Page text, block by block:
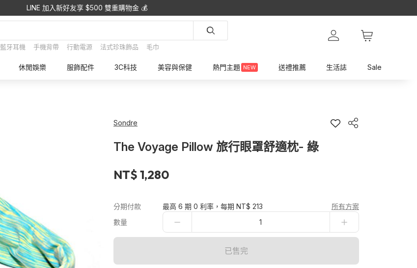
LINE 加入新好友享 $500 雙重購物金 💰
藍牙耳機 手機背帶 行動電源 法式珍珠飾品 毛巾
休閒娛樂 服飾配件 3C科技 美容與保健 熱門主題 NEW 送禮推薦 生活誌 Sale
Sondre
The Voyage Pillow 旅行眼罩舒適枕- 綠
NT$ 1,280
分期付款 最高 6 期 0 利率，每期 NT$ 213
所有方案
數量
1
已售完